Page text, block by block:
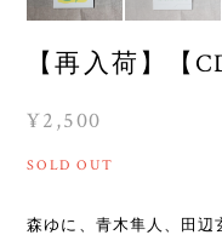
【再入荷】【
¥2,500
SOLD OUT
森ゆに、青木隼人、田辺